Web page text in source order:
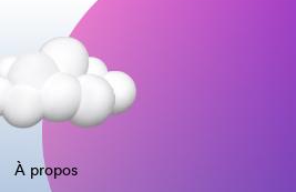
À propos